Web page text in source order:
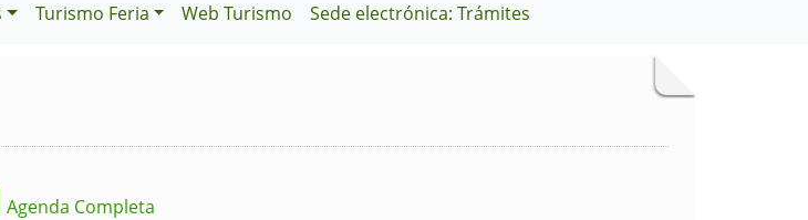
Turismo Feria Web Turismo Sede electrónica: Trámites
Agenda Completa